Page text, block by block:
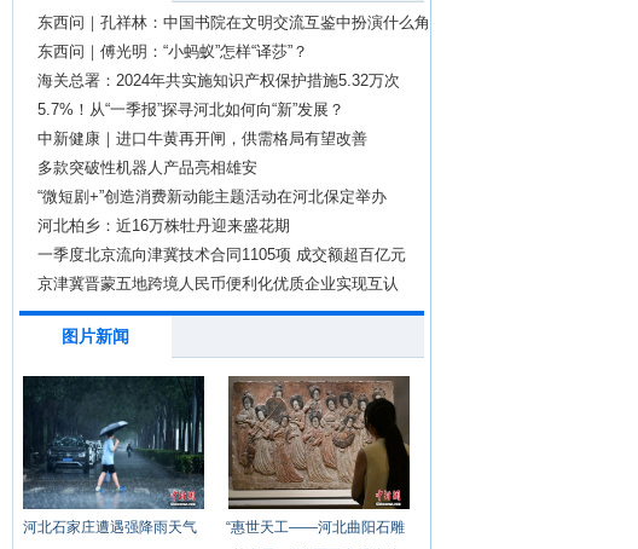
东西问｜孔祥林：中国书院在文明交流互鉴中扮演什么角
色？
东西问｜傅光明：“小蚂蚁”怎样“译莎”？
海关总署：2024年共实施知识产权保护措施5.32万次
5.7%！从“一季报”探寻河北如何向“新”发展？
中新健康｜进口牛黄再开闸，供需格局有望改善
多款突破性机器人产品亮相雄安
“微短剧+”创造消费新动能主题活动在河北保定举办
河北柏乡：近16万株牡丹迎来盛花期
一季度北京流向津冀技术合同1105项 成交额超百亿元
京津冀晋蒙五地跨境人民币便利化优质企业实现互认
图片新闻
河北石家庄遭遇强降雨天气
“惠世天工——河北曲阳石雕